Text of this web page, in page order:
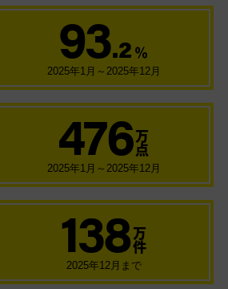
93.2 ％
2025年1月～2025年12月
476 万
点
2025年1月～2025年12月
138 万
件
2025年12月まで